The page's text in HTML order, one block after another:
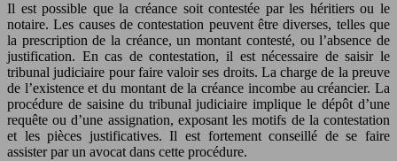
Il est possible que la créance soit contestée par les héritiers ou le
notaire. Les causes de contestation peuvent être diverses, telles que
la prescription de la créance, un montant contesté, ou l’absence de
justification. En cas de contestation, il est nécessaire de saisir le
tribunal judiciaire pour faire valoir ses droits. La charge de la preuve
de l’existence et du montant de la créance incombe au créancier. La
procédure de saisine du tribunal judiciaire implique le dépôt d’une
requête ou d’une assignation, exposant les motifs de la contestation
et les pièces justificatives. Il est fortement conseillé de se faire
assister par un avocat dans cette procédure.